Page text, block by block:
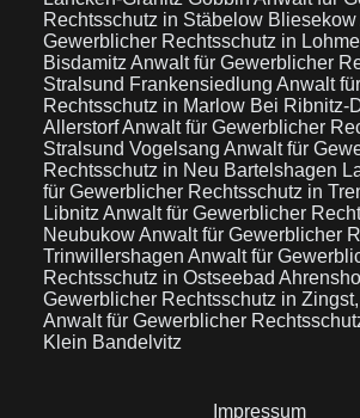
Rechtsschutz in Stäbelow Bliesekow
Gewerblicher Rechtsschutz in
Bisdamitz Anwalt für Gewerblicher
Stralsund Frankensiedlung Anwalt
Rechtsschutz in Marlow Bei Ribnitz-
AllerstorfAnwalt für Gewerblicher
Stralsund Vogelsang Anwalt für
Rechtsschutz in Neu Bartelshagen
für Gewerblicher Rechtsschutz in
Libnitz Anwalt für Gewerblicher
NeubukowAnwalt für Gewerblicher
Trinwillershagen Anwalt für
Rechtsschutz in Ostseebad
Gewerblicher Rechtsschutz in
Anwalt für Gewerblicher
Klein Bandelvitz
Impressum